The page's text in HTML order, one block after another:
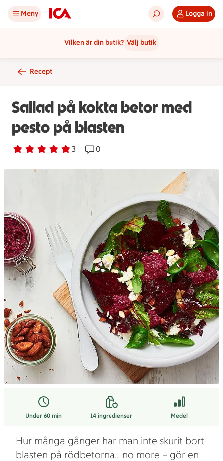
Meny Logga in
Vilken är din butik? Välj butik
Recept
Sallad på kokta betor med
pesto på blasten
Betyg 5 av 5. 3
3 personer har röstatReceptet har 0 kommentarer
0
Under 60 min 14ingredienser Medel
Hur många gånger har man inte skurit bort
blasten på rödbetorna… no more – gör en